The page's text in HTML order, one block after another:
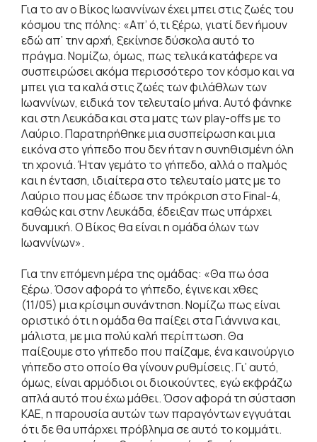
Για το αν ο Βίκος Ιωαννίνων έχει μπει στις ζωές του
κόσμου της πόλης: «Απ’ ό,τι ξέρω, γιατί δεν ήμουν
εδώ απ’ την αρχή, ξεκίνησε δύσκολα αυτό το
πράγμα. Νομίζω, όμως, πως τελικά κατάφερε να
συσπειρώσει ακόμα περισσότερο τον κόσμο και να
μπει για τα καλά στις ζωές των φιλάθλων των
Ιωαννίνων, ειδικά τον τελευταίο μήνα. Αυτό φάνηκε
και στη Λευκάδα και στα ματς των play-offs με το
Λαύριο. Παρατηρήθηκε μια συσπείρωση και μια
εικόνα στο γήπεδο που δεν ήταν η συνηθισμένη όλη
τη χρονιά. Ήταν γεμάτο το γήπεδο, αλλά ο παλμός
και η ένταση, ιδιαίτερα στο τελευταίο ματς με το
Λαύριο που μας έδωσε την πρόκριση στο Final-4,
καθώς και στην Λευκάδα, έδειξαν πως υπάρχει
δυναμική. Ο Βίκος θα είναι η ομάδα όλων των
Ιωαννίνων».
Για την επόμενη μέρα της ομάδας: «Θα πω όσα
ξέρω. Όσον αφορά το γήπεδο, έγινε και χθες
(11/05) μια κρίσιμη συνάντηση. Νομίζω πως είναι
οριστικό ότι η ομάδα θα παίξει στα Γιάννινα και,
μάλιστα, με μια πολύ καλή περίπτωση. Θα
παίξουμε στο γήπεδο που παίζαμε, ένα καινούργιο
γήπεδο στο οποίο θα γίνουν ρυθμίσεις. Γι’ αυτό,
όμως, είναι αρμόδιοι οι διοικούντες, εγώ εκφράζω
απλά αυτό που έχω μάθει. Όσον αφορά τη σύσταση
ΚΑΕ, η παρουσία αυτών των παραγόντων εγγυάται
ότι δε θα υπάρχει πρόβλημα σε αυτό το κομμάτι.